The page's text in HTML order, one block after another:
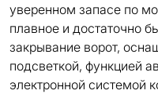
уверенном запасе по
плавное и достаточно
закрывание ворот,
подсветкой, функцией
электронной системой